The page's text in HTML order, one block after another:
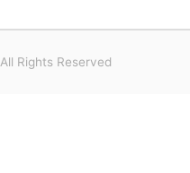
Rights Reserved